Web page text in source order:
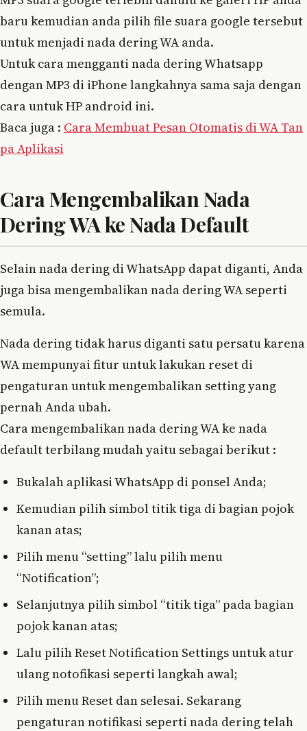
baru kemudian anda pilih file suara google tersebut
untuk menjadi nada dering WA anda.
Untuk cara mengganti nada dering Whatsapp
dengan MP3 di iPhone langkahnya sama saja dengan
cara untuk HP android ini.
Baca juga : Cara Membuat Pesan Otomatis di WA Tan
pa Aplikasi
Cara Mengembalikan Nada
Dering WA ke Nada Default
Selain nada dering di WhatsApp dapat diganti, Anda
juga bisa mengembalikan nada dering WA seperti
semula.
Nada dering tidak harus diganti satu persatu karena
WA mempunyai fitur untuk lakukan reset di
pengaturan untuk mengembalikan setting yang
pernah Anda ubah.
Cara mengembalikan nada dering WA ke nada
default terbilang mudah yaitu sebagai berikut :
Bukalah aplikasi WhatsApp di ponsel Anda;
Kemudian pilih simbol titik tiga di bagian pojok
kanan atas;
Pilih menu “setting” lalu pilih menu
“Notification”;
Selanjutnya pilih simbol “titik tiga” pada bagian
pojok kanan atas;
Lalu pilih Reset Notification Settings untuk atur
ulang notofikasi seperti langkah awal;
Pilih menu Reset dan selesai. Sekarang
pengaturan notifikasi seperti nada dering telah